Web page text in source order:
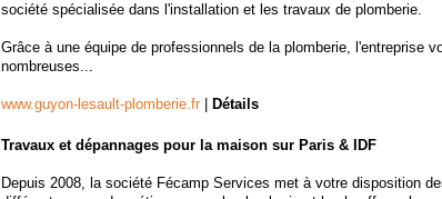
société spécialisée dans l'installation et les travaux de plomberie.
Grâce à une équipe de professionnels de la plomberie, l'entreprise
nombreuses...
www.guyon-lesault-plomberie.fr Détails
Travaux et dépannages pour la maison sur Paris & IDF
Depuis 2008, la société Fécamp Services met à votre disposition